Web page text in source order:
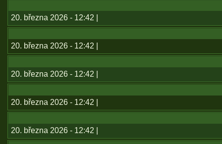
20. března 2026 - 12:42 |
20. března 2026 - 12:42 |
20. března 2026 - 12:42 |
20. března 2026 - 12:42 |
20. března 2026 - 12:42 |